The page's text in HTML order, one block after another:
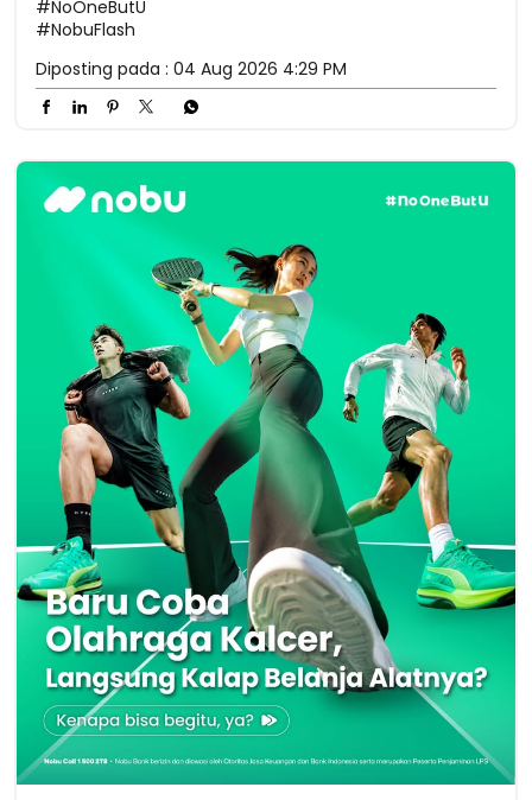
#NoOneButU
#NobuFlash
Diposting pada : 04 Aug 2026 4:29 PM